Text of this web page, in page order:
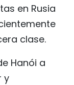
en Rusia
clase.
Hanói a
y